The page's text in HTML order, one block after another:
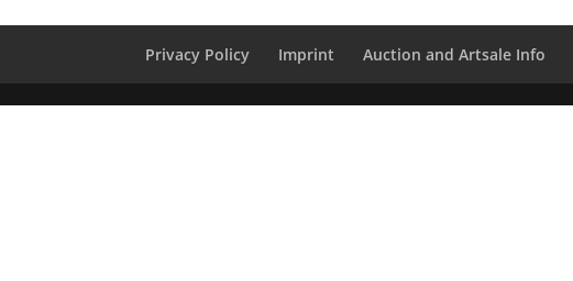
Privacy Policy Imprint Auction and Artsale Info